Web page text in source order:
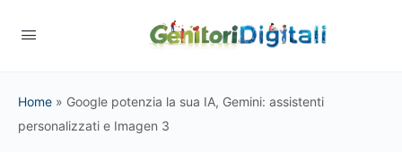
Home » Google potenzia la sua IA, Gemini: assistenti
personalizzati e Imagen 3